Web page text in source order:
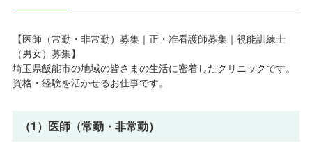
【医師（常勤・非常勤）募集｜正・准看護師募集｜視能訓練士
（男女）募集】
埼玉県飯能市の地域の皆さまの生活に密着したクリニックです。
資格・経験を活かせるお仕事です。
（1）医師（常勤・非常勤）